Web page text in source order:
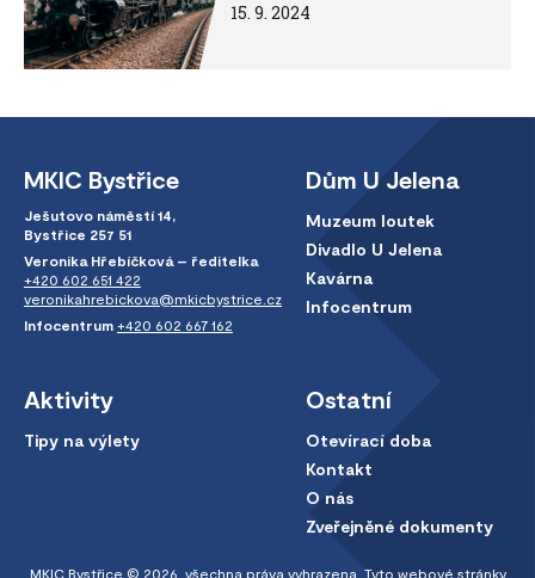
15. 9. 2024
MKIC Bystřice
Ješutovo náměstí 14,
Bystřice 257 51
Veronika Hřebíčková – ředitelka
+420 602 651 422
veronikahrebickova@mkicbystrice.cz
Infocentrum +420 602 667 162
Dům U Jelena
Muzeum loutek
Divadlo U Jelena
Kavárna
Infocentrum
Aktivity
Tipy na výlety
Ostatní
Otevírací doba
Kontakt
O nás
Zveřejněné dokumenty
MKIC Bystřice © 2026, všechna práva vyhrazena. Tyto webové stránky